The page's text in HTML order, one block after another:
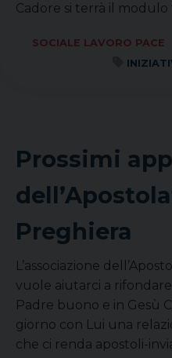
Cadore si terrà il
SOCIALE LAVORO PACE
Prossimi
Preghiera
L’associazione
vuole aiutarci a
Padre buono e in Gesù
giorno con Lui una
che ci renda apostoli-